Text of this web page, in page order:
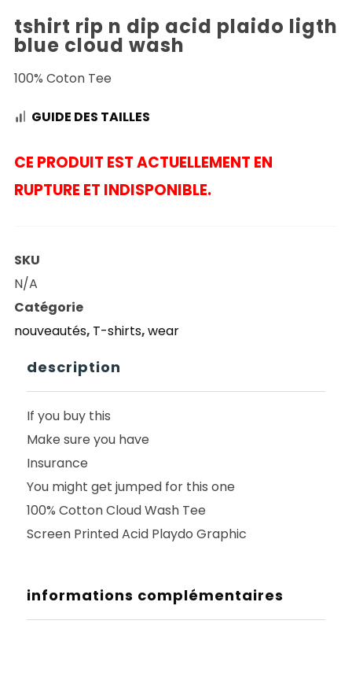
tshirt rip n dip acid plaido ligth
blue cloud wash
100% Coton Tee
GUIDE DES TAILLES
CE PRODUIT EST ACTUELLEMENT EN
RUPTURE ET INDISPONIBLE.
SKU
N/A
Catégorie
nouveautés, T-shirts,wear
description
If you buy this
Make sure you have
Insurance
You might get jumped for this one
100% Cotton Cloud Wash Tee
Screen Printed Acid Playdo Graphic
informations complémentaires